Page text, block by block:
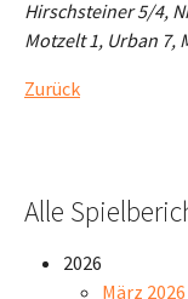
Hirschsteiner 5/4,
Motzelt 1, Urban 7,
Zurück
Alle
2026
März 2026